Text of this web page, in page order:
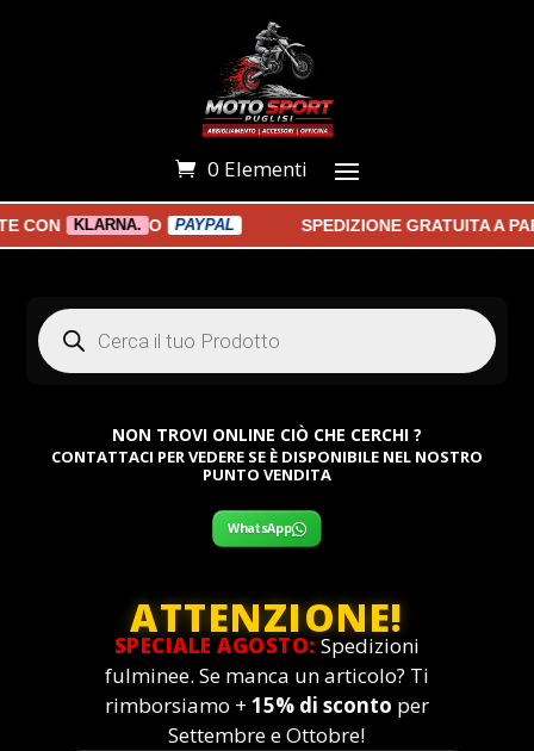
0 Elementi
KLARNA. O PAYPAL SPEDIZIONE GRATUITA A
Products
search
NON TROVI ONLINE CIÒ CHE CERCHI ?
CONTATTACI PER VEDERE SE È DISPONIBILE NEL NOSTRO
PUNTO VENDITA
WhatsApp
ATTENZIONE!
SPECIALE AGOSTO: Spedizioni
fulminee. Se manca un articolo? Ti
rimborsiamo + 15% di sconto per
Settembre e Ottobre!